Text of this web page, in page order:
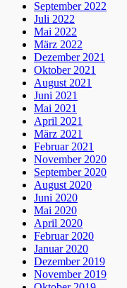
September 2022
Juli 2022
Mai 2022
März 2022
Dezember 2021
Oktober 2021
August 2021
Juni 2021
Mai 2021
April 2021
März 2021
Februar 2021
November 2020
September 2020
August 2020
Juni 2020
Mai 2020
April 2020
Februar 2020
Januar 2020
Dezember 2019
November 2019